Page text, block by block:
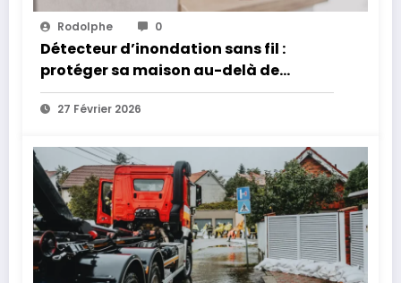
Rodolphe 0
Détecteur d’inondation sans fil :
protéger sa maison au-delà de
l’intrusion
27 Février 2026